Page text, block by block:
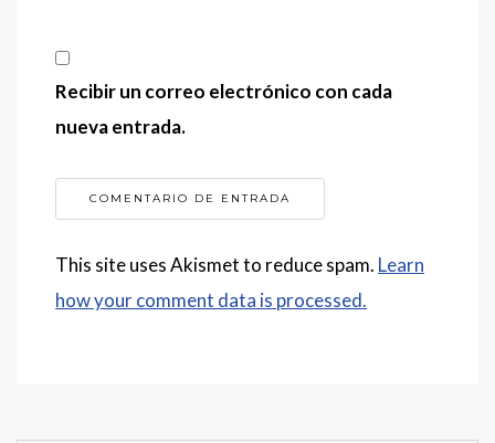
Recibir un correo electrónico con cada
nueva entrada.
This site uses Akismet to reduce spam. Learn
how your comment data is processed.